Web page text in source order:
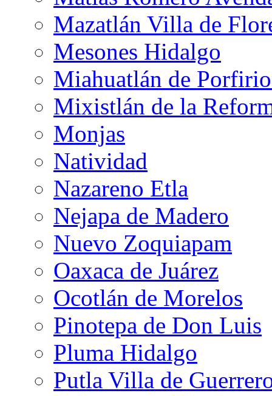
Mazatlán Villa de
Mesones Hidalgo
Miahuatlán de
Mixistlán de la
Monjas
Natividad
Nazareno Etla
Nejapa de Madero
Nuevo Zoquiapam
Oaxaca de Juárez
Ocotlán de Morelos
Pinotepa de Don Luis
Pluma Hidalgo
Putla Villa de